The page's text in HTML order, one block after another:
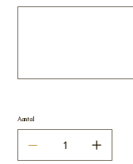
Aantal